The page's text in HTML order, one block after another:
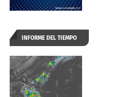
INFORME DEL TIEMPO